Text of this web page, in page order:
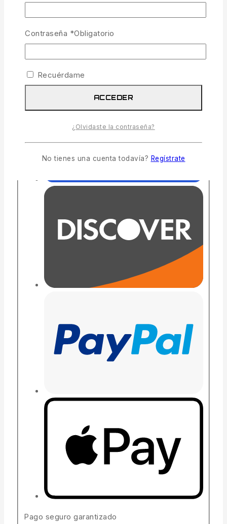
Pago seguro garantizado
Contraseña *Obligatorio
Recuérdame
ACCEDER
¿Olvidaste la contraseña?
No tienes una cuenta todavía? Regístrate